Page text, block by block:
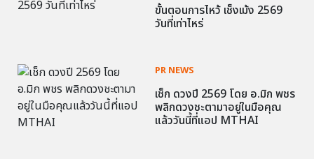
ขั้นตอนการไหว้ เช็งเม้ง 2569
วันที่เท่าไหร่
PR NEWS
เช็ก ดวงปี 2569 โดย อ.มิก พชร
พลิกดวงชะตามาอยู่ในมือคุณ
แล้ววันนี้ที่แอป MTHAI